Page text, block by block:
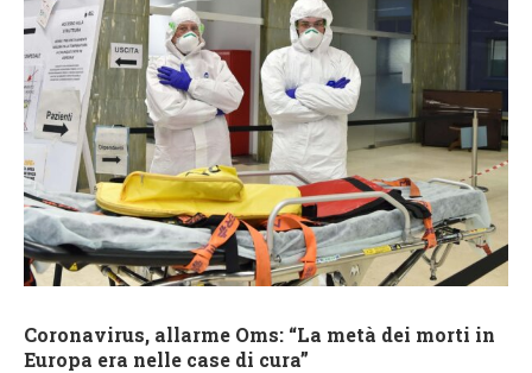
Coronavirus, allarme Oms: “La metà dei morti in
Europa era nelle case di cura”